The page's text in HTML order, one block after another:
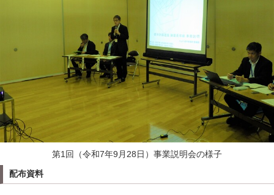
第1回（令和7年9月28日）事業説明会の様子
配布資料